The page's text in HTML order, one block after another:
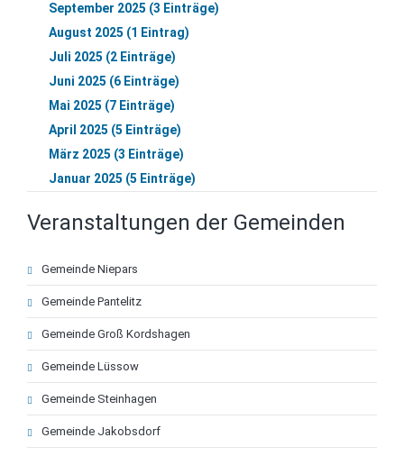
September 2025 (3 Einträge)
August 2025 (1 Eintrag)
Juli 2025 (2 Einträge)
Juni 2025 (6 Einträge)
Mai 2025 (7 Einträge)
April 2025 (5 Einträge)
März 2025 (3 Einträge)
Januar 2025 (5 Einträge)
Veranstaltungen der Gemeinden
Navigation
überspringen
Gemeinde Niepars
Gemeinde Pantelitz
Gemeinde Groß Kordshagen
Gemeinde Lüssow
Gemeinde Steinhagen
Gemeinde Jakobsdorf